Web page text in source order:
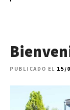
PUBLICADO EL 15/